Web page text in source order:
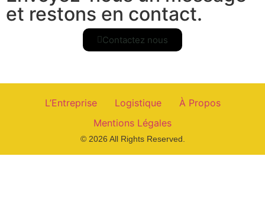
et restons en contact.
Contactez nous
L’Entreprise Logistique
À Propos
Mentions Légales
© 2026 All Rights Reserved.